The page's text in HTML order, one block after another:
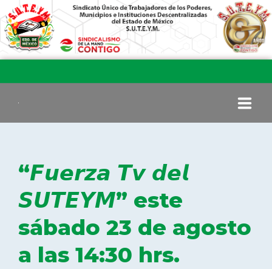
COMITÉ EJECUTIVO
COMISIÓN DE VIGILANCIA
SECCIONES
“𝙁𝙪𝙚𝙧𝙯𝙖 𝙏𝙫 𝙙𝙚𝙡
𝙎𝙐𝙏𝙀𝙔𝙈” este
sábado 23 de agosto
a las 14:30 hrs.